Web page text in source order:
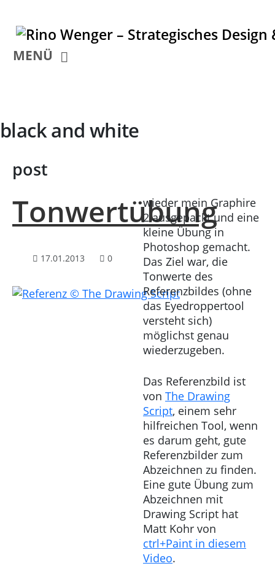
MENÜ
black and white
post
Tonwertübung
17.01.2013 0
wieder mein Graphire
2 ausgepackt und eine
kleine Übung in
Photoshop gemacht.
Das Ziel war, die
Tonwerte des
Referenzbildes (ohne
das Eyedroppertool
versteht sich)
möglichst genau
wiederzugeben.
Das Referenzbild ist
von The Drawing
Script, einem sehr
hilfreichen Tool, wenn
es darum geht, gute
Referenzbilder zum
Abzeichnen zu finden.
Eine gute Übung zum
Abzeichnen mit
Drawing Script hat
Matt Kohr von
ctrl+Paint in diesem
Video.